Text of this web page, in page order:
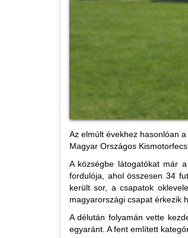
Az elmúlt évekhez hasonlóan
Magyar Országos
A községbe látogatókat már
fordulója, ahol összesen 34
került sor, a csapatok
magyarországi csapat érkezik
A délután folyamán vette
egyaránt. A fent említett